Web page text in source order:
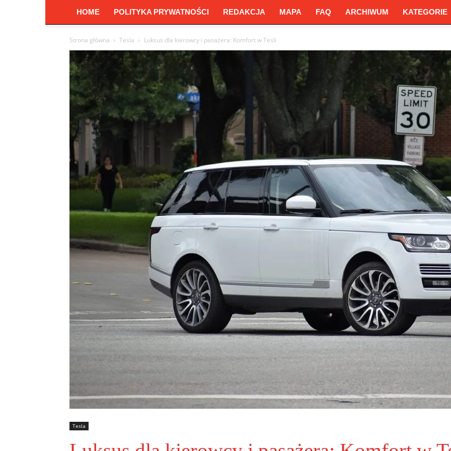
HOME POLITYKA PRYWATNOŚCI REDAKCJA MAPA FAQ ARCHIWUM KATEGORIE
Strona główna Tesla Luksus dla kierowcy i pasażera: Komfort w Tesli
Tesla